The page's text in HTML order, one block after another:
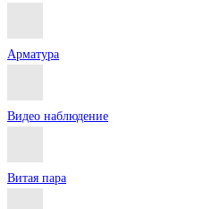
Арматура
Видео наблюдение
Витая пара